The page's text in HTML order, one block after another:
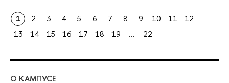
1 2 3 4 5 6 7 8 9 10 11
12
13
14 15 16 17 18 19 ... 22
О КАМПУСЕ